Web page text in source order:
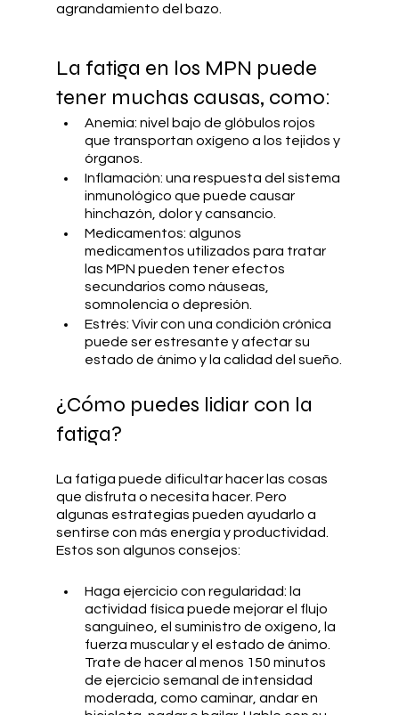
agrandamiento del bazo.
La fatiga en los MPN puede
tener muchas causas, como:
Anemia: nivel bajo de glóbulos rojos
que transportan oxígeno a los tejidos y
órganos.
Inflamación: una respuesta del sistema
inmunológico que puede causar
hinchazón, dolor y cansancio.
Medicamentos: algunos
medicamentos utilizados para tratar
las MPN pueden tener efectos
secundarios como náuseas,
somnolencia o depresión.
Estrés: Vivir con una condición crónica
puede ser estresante y afectar su
estado de ánimo y la calidad del sueño.
¿Cómo puedes lidiar con la
fatiga?
La fatiga puede dificultar hacer las cosas
que disfruta o necesita hacer. Pero
algunas estrategias pueden ayudarlo a
sentirse con más energía y productividad.
Estos son algunos consejos:
Haga ejercicio con regularidad: la
actividad física puede mejorar el flujo
sanguíneo, el suministro de oxígeno, la
fuerza muscular y el estado de ánimo.
Trate de hacer al menos 150 minutos
de ejercicio semanal de intensidad
moderada, como caminar, andar en